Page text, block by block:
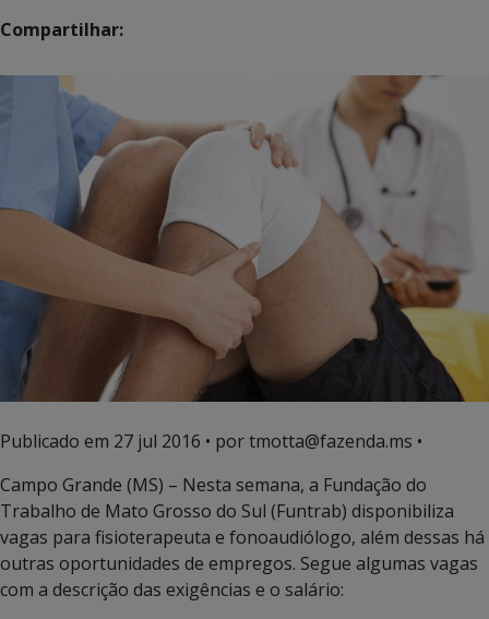
Compartilhar:
Publicado em 27 jul 2016 • por tmotta@fazenda.ms •
Campo Grande (MS) – Nesta semana, a Fundação do
Trabalho de Mato Grosso do Sul (Funtrab) disponibiliza
vagas para fisioterapeuta e fonoaudiólogo, além dessas há
outras oportunidades de empregos. Segue algumas vagas
com a descrição das exigências e o salário: